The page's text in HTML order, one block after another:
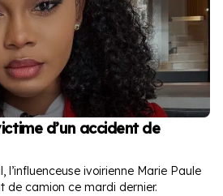
d’un accident de
l’influenceuse ivoirienne Marie Paule
de camion ce mardi dernier.